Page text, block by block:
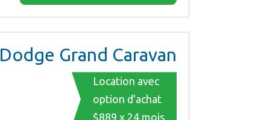
Dodge Grand Caravan
Location avec
option d'achat
$889 x 24 mois